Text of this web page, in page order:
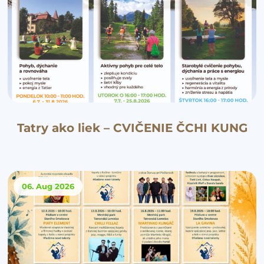
Tatry ako liek – CVIČENIE ČCHI KUNG
06. Aug 2026